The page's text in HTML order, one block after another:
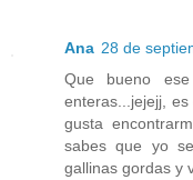
Ana 28 de
Que bueno
enteras...jejejj,
gusta
sabes que yo
gallinas gordas y